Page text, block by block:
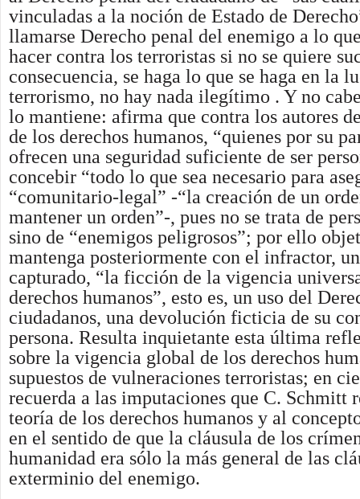
vinculadas a la noción de Estado de
llamarse Derecho penal del enemigo a lo
hacer contra los terroristas si no se quiere
consecuencia, se haga lo que se haga en la
terrorismo, no hay nada ilegítimo . Y no
lo mantiene: afirma que contra los autores
de los derechos humanos, “quienes por su
ofrecen una seguridad suficiente de ser
concebir “todo lo que sea necesario para
“comunitario-legal” -“la creación de un
mantener un orden”-, pues no se trata de
sino de “enemigos peligrosos”; por ello
mantenga posteriormente con el infractor,
capturado, “la ficción de la vigencia
derechos humanos”, esto es, un uso del
ciudadanos, una devolución ficticia de su
persona. Resulta inquietante esta última
sobre la vigencia global de los derechos
supuestos de vulneraciones terroristas; en
recuerda a las imputaciones que C. Schmitt
teoría de los derechos humanos y al
en el sentido de que la cláusula de los
humanidad era sólo la más general de las
exterminio del enemigo.